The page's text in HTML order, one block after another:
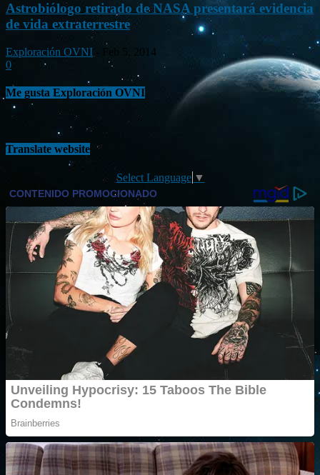
Astrobiólogo retirado de NASA presentará evidencia
de vida extraterrestre
Exploración OVNI
Feb 5, 2014
0
Me gusta Exploración OVNI
Translate website
Select Language ▼